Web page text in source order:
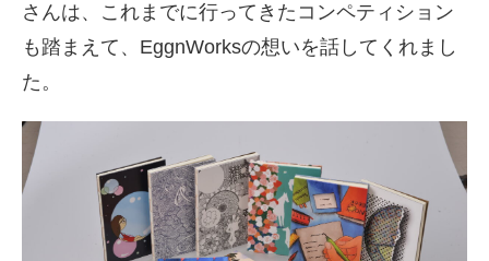
さんは、これまでに行ってきたコンペティション
も踏まえて、EggnWorksの想いを話してくれまし
た。